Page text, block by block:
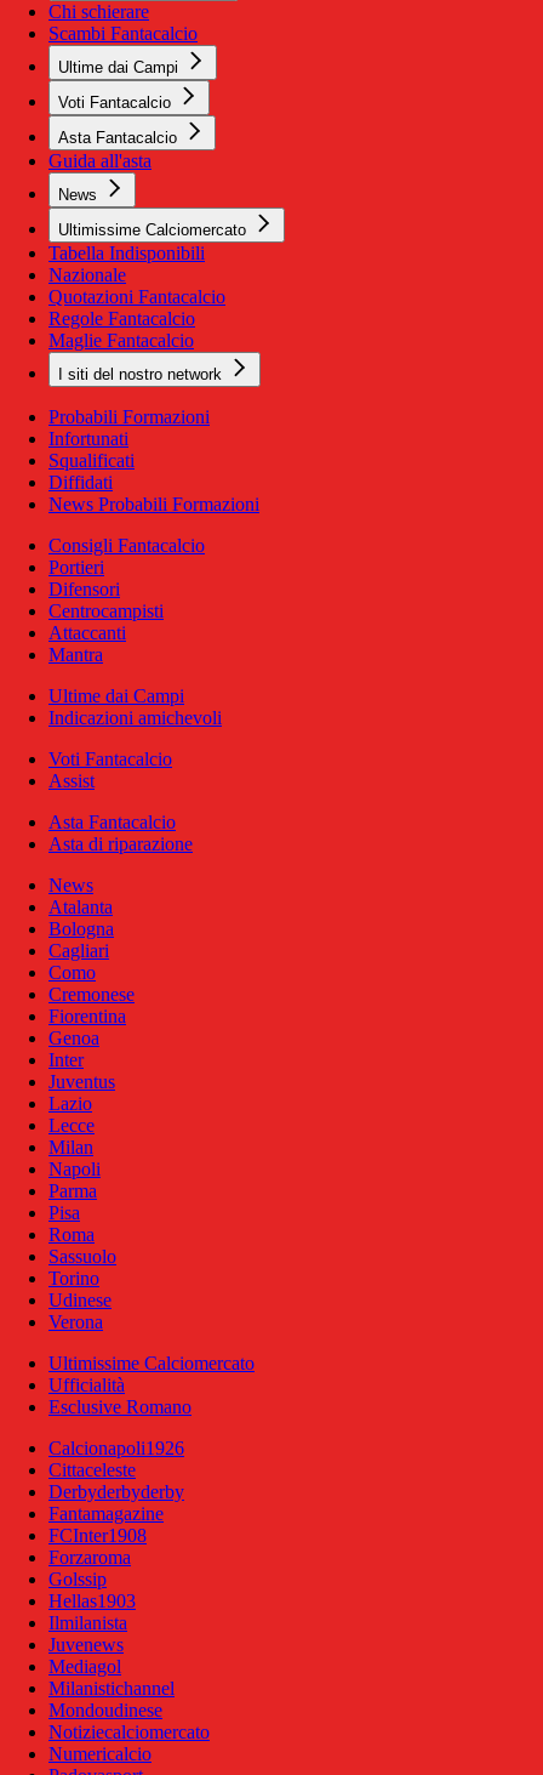
Chi schierare
Scambi Fantacalcio
Ultime dai Campi
Voti Fantacalcio
Asta Fantacalcio
Guida all'asta
News
Ultimissime Calciomercato
Tabella Indisponibili
Nazionale
Quotazioni Fantacalcio
Regole Fantacalcio
Maglie Fantacalcio
I siti del nostro network
Probabili Formazioni
Infortunati
Squalificati
Diffidati
News Probabili Formazioni
Consigli Fantacalcio
Portieri
Difensori
Centrocampisti
Attaccanti
Mantra
Ultime dai Campi
Indicazioni amichevoli
Voti Fantacalcio
Assist
Asta Fantacalcio
Asta di riparazione
News
Atalanta
Bologna
Cagliari
Como
Cremonese
Fiorentina
Genoa
Inter
Juventus
Lazio
Lecce
Milan
Napoli
Parma
Pisa
Roma
Sassuolo
Torino
Udinese
Verona
Ultimissime Calciomercato
Ufficialità
Esclusive Romano
Calcionapoli1926
Cittaceleste
Derbyderbyderby
Fantamagazine
FCInter1908
Forzaroma
Golssip
Hellas1903
Ilmilanista
Juvenews
Mediagol
Milanistichannel
Mondoudinese
Notiziecalciomercato
Numericalcio